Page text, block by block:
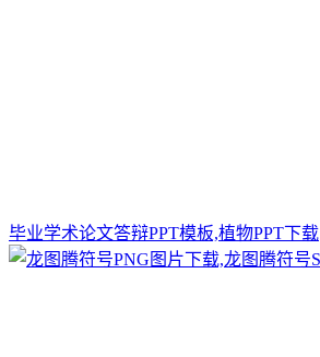
毕业学术论文答辩PPT模板,植物PPT下载